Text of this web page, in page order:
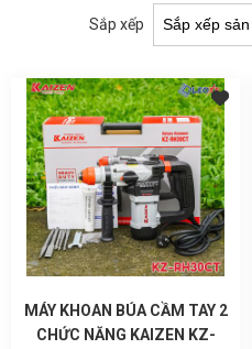
Sắp xếp
MÁY KHOAN BÚA CẦM TAY 2
CHỨC NĂNG KAIZEN KZ-